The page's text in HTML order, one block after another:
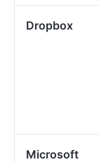
Dropbox
Microsoft